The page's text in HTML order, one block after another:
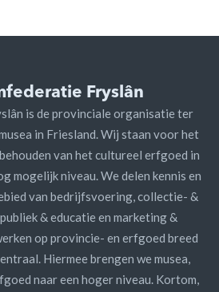
Fryslân
is de provinciale organisatie ter
in Friesland. Wij staan voor het
van het cultureel erfgoed in
mogelijk niveau. We delen kennis en
van bedrijfsvoering, collectie- &
& educatie en marketing &
op provincie- en erfgoed breed
Hiermee brengen we musea,
naar een hoger niveau. Kortom,